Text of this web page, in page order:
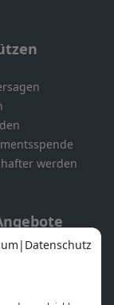
werden
App